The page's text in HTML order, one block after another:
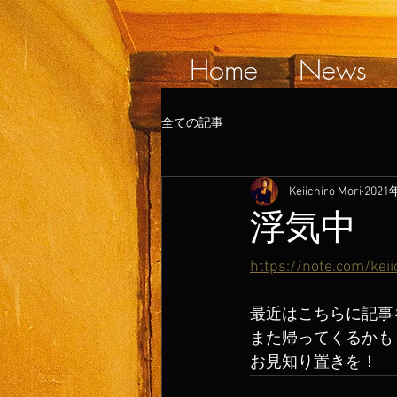
Home News
全ての記事
浮気中
Keiichiro Mori 2021
https://note.com/
最近はこちらに記
また帰ってくるか
お見知り置きを！